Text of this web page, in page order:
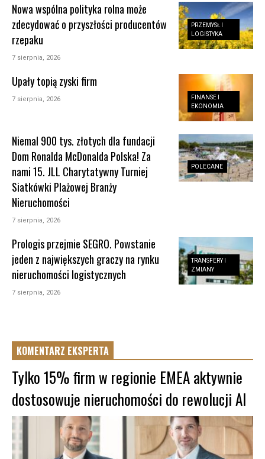
PRZEMYSŁ I
LOGISTYKA
Nowa wspólna polityka rolna może
zdecydować o przyszłości producentów
rzepaku
7 sierpnia, 2026
FINANSE I
EKONOMIA
Upały topią zyski firm
7 sierpnia, 2026
POLECANE
Niemal 900 tys. złotych dla fundacji
Dom Ronalda McDonalda Polska! Za
nami 15. JLL Charytatywny Turniej
Siatkówki Plażowej Branży
Nieruchomości
7 sierpnia, 2026
TRANSFERY I
ZMIANY
Prologis przejmie SEGRO. Powstanie
jeden z największych graczy na rynku
nieruchomości logistycznych
7 sierpnia, 2026
KOMENTARZ EKSPERTA
Tylko 15% firm w regionie EMEA aktywnie
dostosowuje nieruchomości do rewolucji AI